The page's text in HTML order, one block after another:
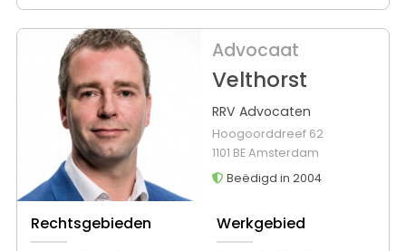
Advocaat
Velthorst
RRV Advocaten
Hoogoorddreef 62
1101 BE Amsterdam
Beëdigd in 2004
Rechtsgebieden Werkgebied